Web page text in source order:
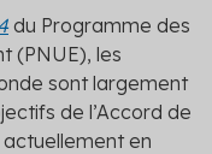
du Programme des
(PNUE), les
sont largement
de l’Accord de
actuellement en